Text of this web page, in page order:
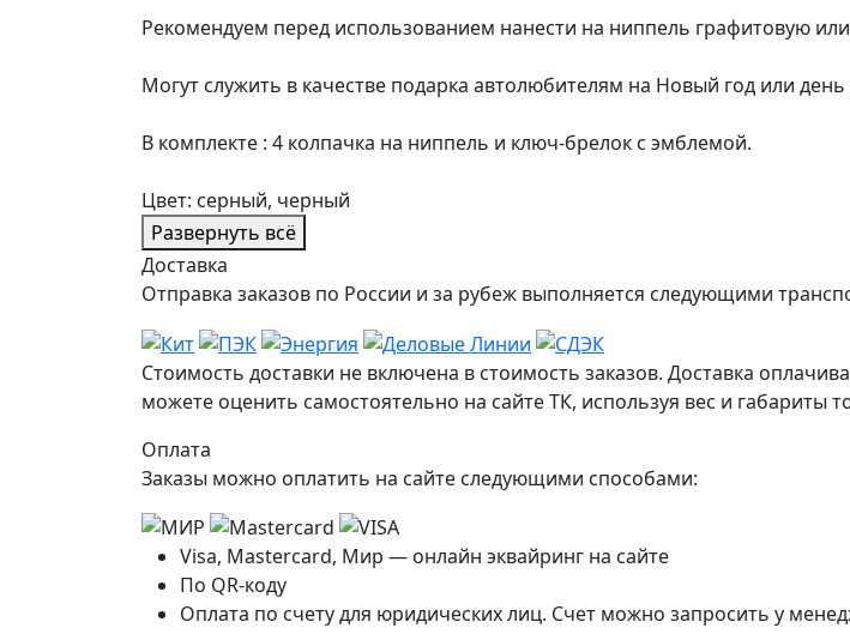
Рекомендуем перед использованием нанести на ниппель графитовую
Могут служить в качестве подарка автолюбителям на Новый год или
В комплекте : 4 колпачка на ниппель и ключ-брелок с эмблемой.
Цвет: серный, черный
Развернуть всё
Доставка
Отправка заказов по России и за рубеж выполняется следующими
Стоимость доставки не включена в стоимость заказов. Доставка
можете оценить самостоятельно на сайте ТК, используя вес и габариты
Оплата
Заказы можно оплатить на сайте следующими способами:
Visa, Mastercard, Мир — онлайн эквайринг на сайте
По QR-коду
Оплата по счету для юридических лиц. Счет можно запросить у